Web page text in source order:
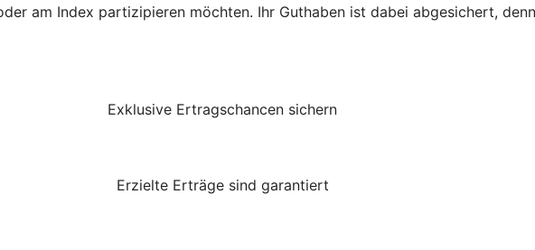
am Index partizipieren möchten. Ihr Guthaben ist dabei abgesichert,
Exklusive Ertragschancen sichern
Erzielte Erträge sind garantiert